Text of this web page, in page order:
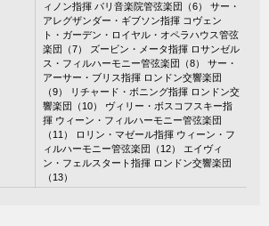
ィノン指揮 パリ音楽院管弦楽団（6） サー・
アレグザンダー・ギブソン指揮 コヴェン
ト・ガーデン・ロイヤル・オペラハウス管弦
楽団（7） ズービン・メータ指揮 ロサンゼル
ス・フィルハーモニー管弦楽団（8） サー・
アーサー・ブリス指揮 ロンドン交響楽団
（9） リチャード・ボニング指揮 ロンドン交
響楽団（10） ヴィリー・ボスコフスキー指
揮 ウィーン・フィルハーモニー管弦楽団
（11） ロリン・マゼール指揮 ウィーン・フ
ィルハーモニー管弦楽団（12） エイヴィ
ン・フェルスタート指揮 ロンドン交響楽団
（13）